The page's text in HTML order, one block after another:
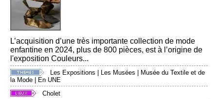
L’acquisition d’une très importante collection de mode
enfantine en 2024, plus de 800 pièces, est à l’origine de
l'exposition Couleurs...
Les Expositions Les Musées
Musée du Textile et de
la Mode
En UNE
Cholet